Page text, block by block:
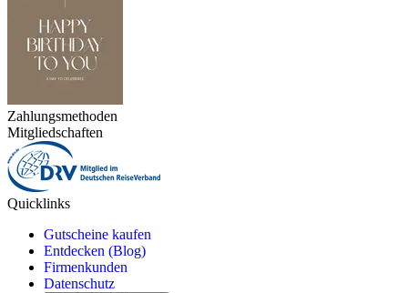
Zahlungsmethoden
Mitgliedschaften
Quicklinks
Gutscheine kaufen
Entdecken (Blog)
Firmenkunden
Datenschutz